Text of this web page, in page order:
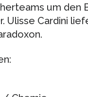
um den
Ulisse Cardini